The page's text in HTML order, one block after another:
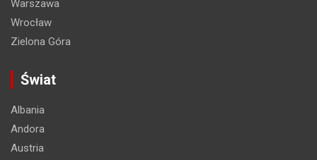
Warszawa
Wrocław
Zielona Góra
Świat
Albania
Andora
Austria